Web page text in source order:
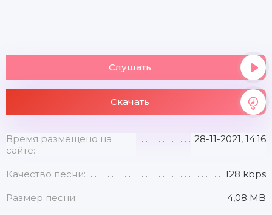
Слушать
Скачать
Время размещено на
сайте:
28-11-2021, 14:16
Качество песни: 128 kbps
Размер песни: 4,08 MB